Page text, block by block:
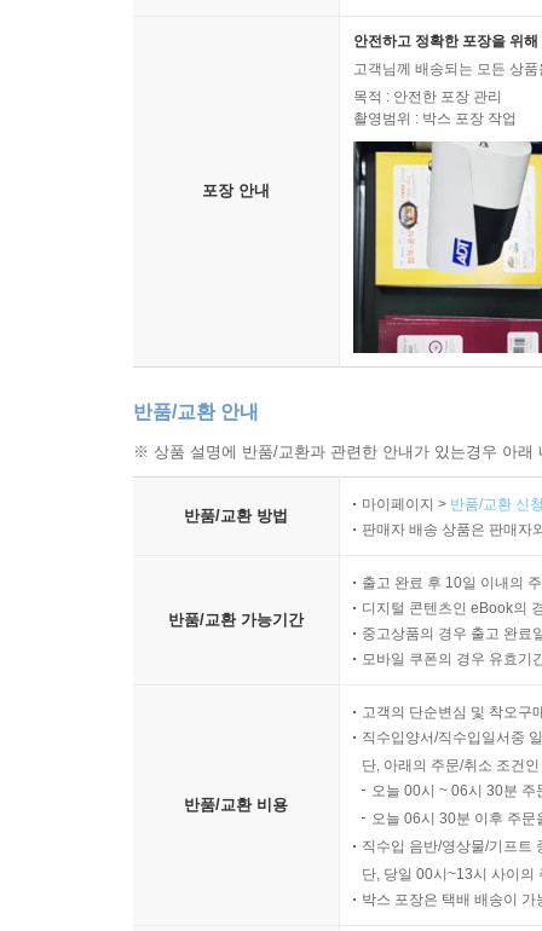
포장 안내
안전하고 정확한 포장을 위
고객님께 배송되는 모든 상
목적 : 안전한 포장 관리
촬영범위 : 박스 포장 작업
반품/교환 안내
※ 상품 설명에 반품/교환과 관련한 안내가 있는경우 아
반품/교환 방법
마이페이지 > 반품/교환 신
판매자 배송 상품은 판매자
반품/교환 가능기간
출고 완료 후 10일 이내의
디지털 콘텐츠인 eBook의
중고상품의 경우 출고 완료
모바일 쿠폰의 경우 유효기
반품/교환 비용
고객의 단순변심 및 착오구
직수입양서/직수입일서중
단, 아래의 주문/취소 조건
오늘 00시 ~ 06시 30분
오늘 06시 30분 이후 주
직수입 음반/영상물/기프트
단, 당일 00시~13시 사이의
박스 포장은 택배 배송이